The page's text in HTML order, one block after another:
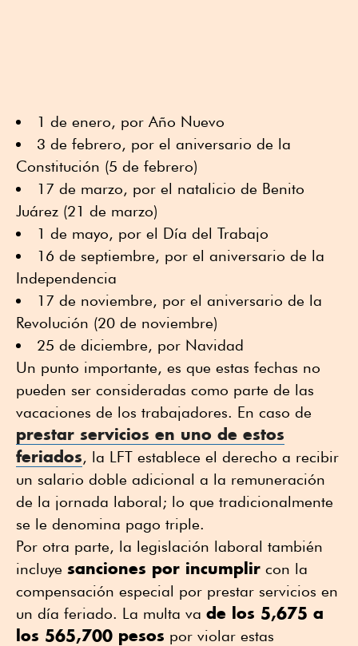
1 de enero, por Año Nuevo
3 de febrero, por el aniversario de la
Constitución (5 de febrero)
17 de marzo, por el natalicio de Benito
Juárez (21 de marzo)
1 de mayo, por el Día del Trabajo
16 de septiembre, por el aniversario de la
Independencia
17 de noviembre, por el aniversario de la
Revolución (20 de noviembre)
25 de diciembre, por Navidad
Un punto importante, es que estas fechas no
pueden ser consideradas como parte de las
vacaciones de los trabajadores. En caso de
prestar servicios en uno de estos
feriados, la LFT establece el derecho a recibir
un salario doble adicional a la remuneración
de la jornada laboral; lo que tradicionalmente
se le denomina pago triple.
Por otra parte, la legislación laboral también
incluye sanciones por incumplir con la
compensación especial por prestar servicios en
un día feriado. La multa va de los 5,675 a
los 565,700 pesos por violar estas